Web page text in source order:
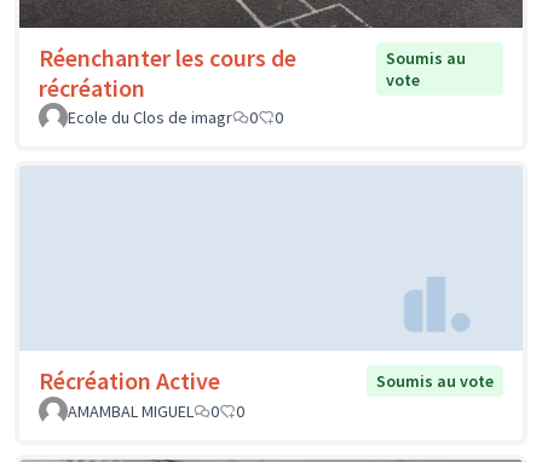
Réenchanter les cours de
récréation
Soumis au
vote
Ecole du Clos de imagr
0 0
Récréation Active
Soumis au vote
AMAMBAL MIGUEL
0 0